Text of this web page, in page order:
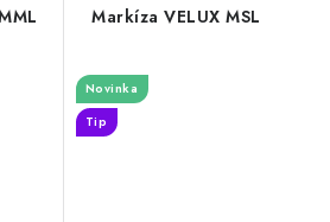
Markíza VELUX MSL
Novinka
Tip